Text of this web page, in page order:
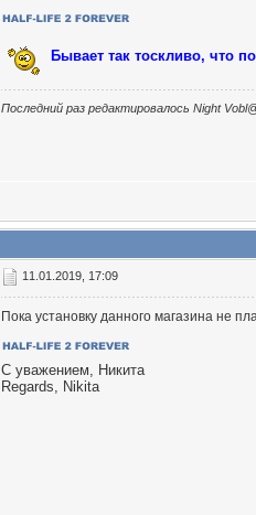
Бывает так тоскливо, что
Последний раз редактировалось Night
11.01.2019, 17:09
Пока установку данного магазина не
С уважением, Никита
Regards, Nikita